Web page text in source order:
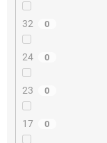
32 0
24 0
23 0
17 0